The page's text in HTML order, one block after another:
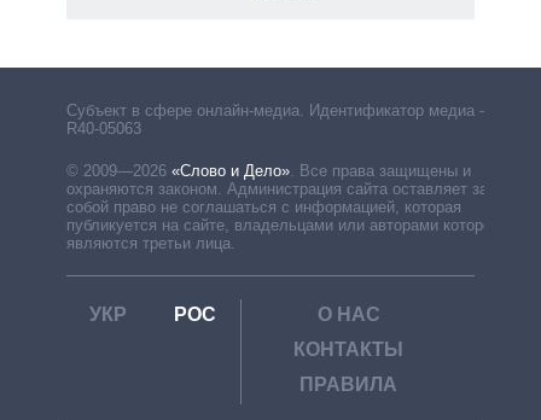
Субъект в сфере онлайн-медиа. Идентификатор медиа –
R40-05063
© 2009—2026 «Слово и Дело» Все права защищены и
охраняются законом. Администрация сайта оставляет за
собой право не соглашаться с информацией, которая
публикуется на сайте, владельцами или авторами которой
являются третьи лица.
УКР РОС
О НАС
КОНТАКТЫ
ПРАВИЛА